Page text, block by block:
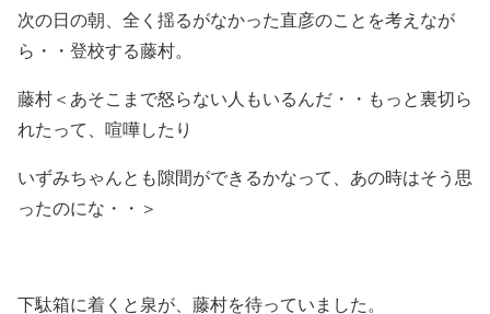
次の日の朝、全く揺るがなかった直彦のことを考えなが
ら・・登校する藤村。
藤村＜あそこまで怒らない人もいるんだ・・もっと裏切ら
れたって、喧嘩したり
いずみちゃんとも隙間ができるかなって、あの時はそう思
ったのにな・・＞
下駄箱に着くと泉が、藤村を待っていました。